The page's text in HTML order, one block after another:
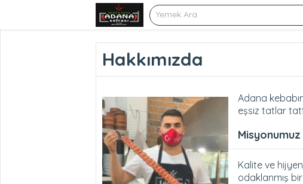
Hakkımızda
Adana
eşsiz tatlar
Misyonumuz
Kalite ve
odaklanmış